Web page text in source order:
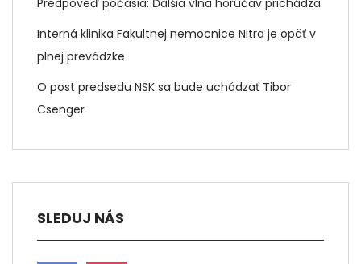
Predpoveď počasia: Ďalšia vlna horúčav prichádza
Interná klinika Fakultnej nemocnice Nitra je opäť v
plnej prevádzke
O post predsedu NSK sa bude uchádzať Tibor
Csenger
SLEDUJ NÁS